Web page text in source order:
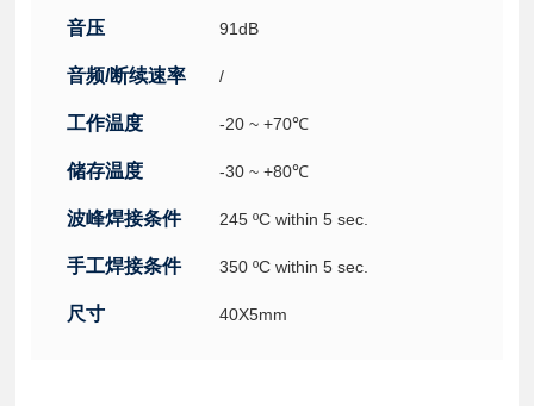
音压 91dB
音频/断续速率 /
工作温度 -20 ~ +70℃
储存温度 -30 ~ +80℃
波峰焊接条件 245 ºC within 5 sec.
手工焊接条件 350 ºC within 5 sec.
尺寸 40X5mm